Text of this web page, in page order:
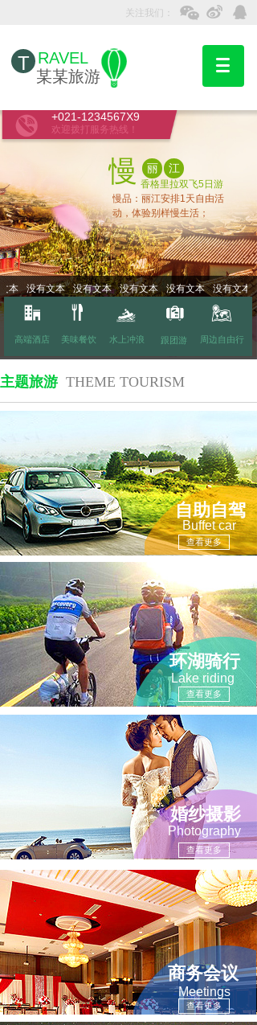
关注我们：
RAVEL
T
某某旅游
+021-1234567X9
欢迎拨打服务热线！
慢 江
丽
香格里拉双飞5日游
慢品：丽江安排1天自由活
动，体验别样慢生活；
没有文本 没有文本 没有文本 没有文本 没有文本
水上冲浪
美味餐饮 周边自由行
高端酒店 跟团游
主题旅游 THEME TOURISM
自助自驾
Buffet car
查看更多
环湖骑行
Lake riding
查看更多
婚纱摄影
Photography
查看更多
商务会议
Meetings
查看更多